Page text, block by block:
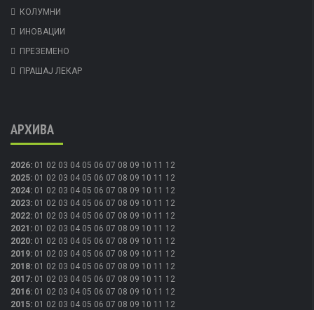
КОЛУМНИ
ИНОВАЦИИ
ПРЕЗЕМЕНО
ПРАШАЈ ЛЕКАР
АРХИВА
2026: 01 02 03 04 05 06 07 08 09 10 11 12
2025: 01 02 03 04 05 06 07 08 09 10 11 12
2024: 01 02 03 04 05 06 07 08 09 10 11 12
2023: 01 02 03 04 05 06 07 08 09 10 11 12
2022: 01 02 03 04 05 06 07 08 09 10 11 12
2021 : 01 02 03 04 05 06 07 08 09 10 11 12
2020: 01 02 03 04 05 06 07 08 09 10 11 12
2019: 01 02 03 04 05 06 07 08 09 10 11 12
2018: 01 02 03 04 05 06 07 08 09 10 11 12
2017: 01 02 03 04 05 06 07 08 09 10 11 12
2016: 01 02 03 04 05 06 07 08 09 10 11 12
2015: 01 02 03 04 05 06 07 08 09 10 11 12